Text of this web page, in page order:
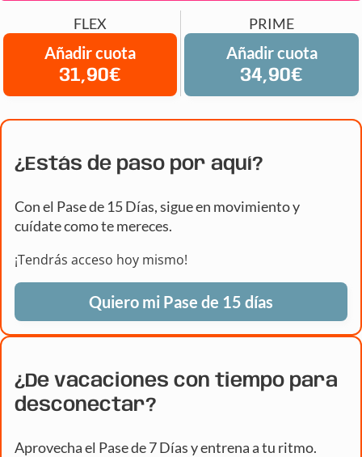
FLEX
Añadir cuota
31,90€
PRIME
Añadir cuota
34,90€
¿Estás de paso por aquí?
Con el Pase de 15 Días, sigue en movimiento y
cuídate como te mereces.
¡Tendrás acceso hoy mismo!
Quiero mi Pase de 15 días
¿De vacaciones con tiempo para
desconectar?
Aprovecha el Pase de 7 Días y entrena a tu ritmo.